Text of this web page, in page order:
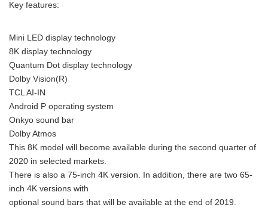
Key features:
Mini LED display technology
8K display technology
Quantum Dot display technology
Dolby Vision(R)
TCL AI-IN
Android P operating system
Onkyo sound bar
Dolby Atmos
This 8K model will become available during the second quarter of
2020 in selected markets.
There is also a 75-inch 4K version. In addition, there are two 65-
inch 4K versions with
optional sound bars that will be available at the end of 2019.